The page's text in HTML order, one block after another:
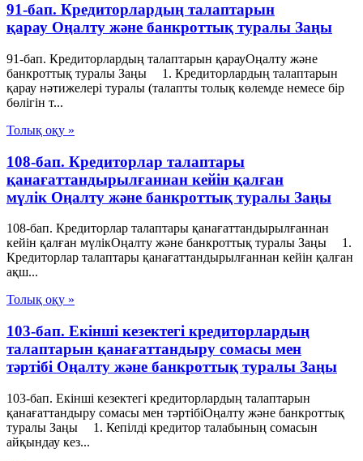
91-бап. Кредиторлардың талаптарын
қарау Оңалту және банкроттық туралы Заңы
91-бап. Кредиторлардың талаптарын қарауОңалту және
банкроттық туралы Заңы 1. Кредиторлардың талаптарын
қарау нәтижелері туралы (талапты толық көлемде немесе бір
бөлігін т...
Толық оқу »
108-бап. Кредиторлар талаптары
қанағаттандырылғаннан кейін қалған
мүлік Оңалту және банкроттық туралы Заңы
108-бап. Кредиторлар талаптары қанағаттандырылғаннан
кейін қалған мүлікОңалту және банкроттық туралы Заңы 1.
Кредиторлар талаптары қанағаттандырылғаннан кейін қалған
ақш...
Толық оқу »
103-бап. Екінші кезектегі кредиторлардың
талаптарын қанағаттандыру сомасы мен
тәртібі Оңалту және банкроттық туралы Заңы
103-бап. Екінші кезектегі кредиторлардың талаптарын
қанағаттандыру сомасы мен тәртібіОңалту және банкроттық
туралы Заңы 1. Кепілді кредитор талабының сомасын
айқындау кез...